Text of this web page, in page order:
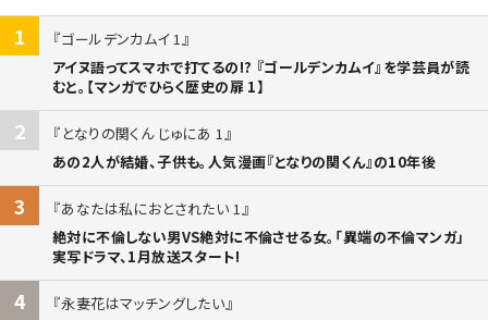
1
ゴールデンカムイ 1
アイヌ語ってスマホで打てるの!? 『ゴールデンカムイ』を学芸員が読
むと。【マンガでひらく歴史の扉 1】
2
となりの関くん じゅにあ 1
あの2人が結婚、子供も。人気漫画『となりの関くん』の10年後
3
あなたは私におとされたい 1
絶対に不倫しない男VS絶対に不倫させる女。「異端の不倫マンガ」
実写ドラマ、1月放送スタート!
4
永妻花はマッチングしたい